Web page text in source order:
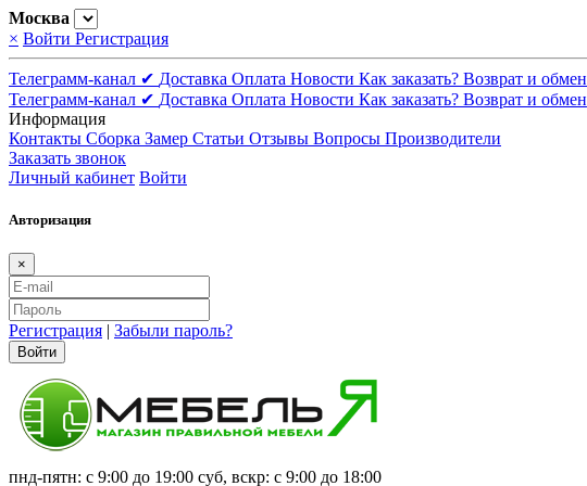
Москва
× Войти Регистрация
Телеграмм-канал ✔ Доставка Оплата Новости Как заказать? Возврат и обмен
Телеграмм-канал ✔ Доставка Оплата Новости Как заказать? Возврат и обмен
Информация
Контакты Сборка Замер Статьи Отзывы Вопросы Производители
Заказать звонок
Личный кабинет Войти
Авторизация
×
Регистрация | Забыли пароль?
Войти
пнд-пятн: с 9:00 до 19:00 суб, вскр: с 9:00 до 18:00